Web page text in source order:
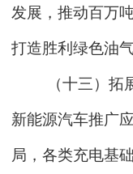
发展，推动百万
打造胜利绿色油
（十三）
新能源汽车推广
局，各类充电基